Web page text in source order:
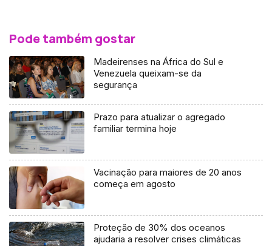
Pode também gostar
Madeirenses na África do Sul e
Venezuela queixam-se da
segurança
Prazo para atualizar o agregado
familiar termina hoje
Vacinação para maiores de 20 anos
começa em agosto
Proteção de 30% dos oceanos
ajudaria a resolver crises climáticas